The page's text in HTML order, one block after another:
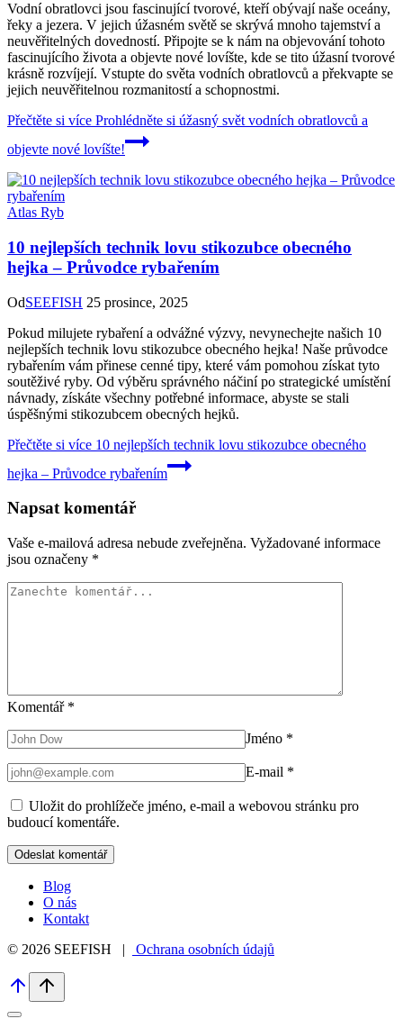
Vodní obratlovci jsou fascinující tvorové, kteří obývají naše oceány,
řeky a jezera. V jejich úžasném světě se skrývá mnoho tajemství a
neuvěřitelných dovedností. Připojte se k nám na objevování tohoto
fascinujícího života a objevte nové lovíšte, kde se tito úžasní tvorové
krásně rozvíjejí. Vstupte do světa vodních obratlovců a překvapte se
jejich neuvěřitelnou rozmanitostí a schopnostmi.
Přečtěte si více Prohlédněte si úžasný svět vodních obratlovců a
objevte nové lovíšte!
Atlas Ryb
10 nejlepších technik lovu stikozubce obecného
hejka – Průvodce rybařením
OdSEEFISH 25 prosince, 2025
Pokud milujete rybaření a odvážné výzvy, nevynechejte našich 10
nejlepších technik lovu stikozubce obecného hejka! Naše průvodce
rybařením vám přinese cenné tipy, které vám pomohou získat tyto
soutěživé ryby. Od výběru správného náčiní po strategické umístění
návnady, získáte všechny potřebné informace, abyste se stali
úspěšnými stikozubcem obecných hejků.
Přečtěte si více 10 nejlepších technik lovu stikozubce obecného
hejka – Průvodce rybařením
Napsat komentář
Vaše e-mailová adresa nebude zveřejněna. Vyžadované informace
jsou označeny *
Komentář *
Jméno *
E-mail *
Uložit do prohlížeče jméno, e-mail a webovou stránku pro
budoucí komentáře.
Blog
O nás
Kontakt
© 2026 SEEFISH |
Ochrana osobních údajů